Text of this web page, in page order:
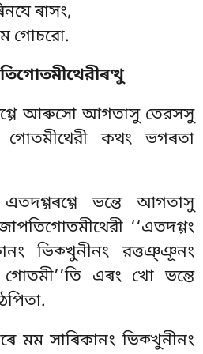
ৰাসং,
গোচরো.
আৰুসো আগতাসু তেরসসু
গোতমীথেরী কথং ভগৰতা
ভন্তে আগতাসু
‘‘এতদগ্গং
ভিক্খুনীনং রত্তঞ্ঞূনং
এৰং খো ভন্তে
মম সাৰিকানং ভিক্খুনীনং